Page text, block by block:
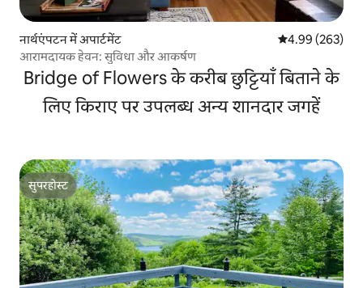
नार्थएंपटन में अपार्टमेंट औसत रेटिंग 5 में से
4.99 (263)
आरामदायक हेवन: सुविधा और आकर्षण
Bridge of Flowers के करीब छुट्टियाँ बिताने के
लिए किराए पर उपलब्ध अन्य शानदार जगहें
सुपरहोस्ट
सुपरहोस्ट